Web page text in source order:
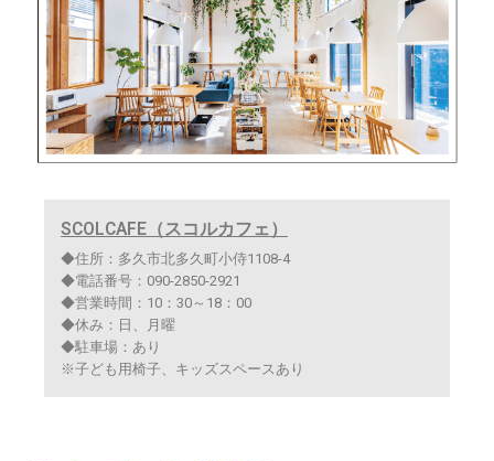
SCOLCAFE（スコルカフェ）
◆住所：多久市北多久町小侍1108-4
◆電話番号：090-2850-2921
◆営業時間：10：30～18：00
◆休み：日、月曜
◆駐車場：あり
※子ども用椅子、キッズスペースあり